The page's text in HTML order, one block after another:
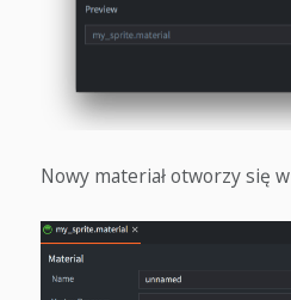
Nowy materiał otworzy się w